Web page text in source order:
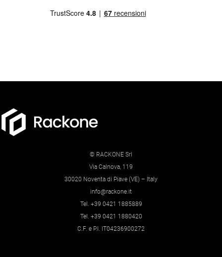
© RACKONE Srl
Via Calnova, 119
30020 Noventa di Piave (VE) – Italy
info@rackone.it
Tel. +39 0421 1885889
Tel. +39 0421 1880420
C.F. e P.I. IT04236900272